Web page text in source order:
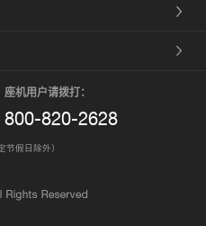
座机用户请拨打：
800-820-2628
节假日除外）